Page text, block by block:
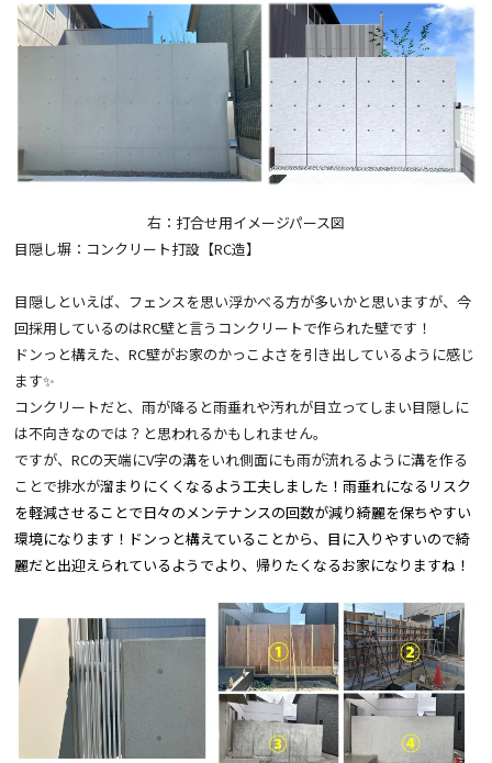
右：打合せ用イメージパース図
目隠し塀：コンクリート打設【RC造】
目隠しといえば、フェンスを思い浮かべる方が多いかと思いますが、今
回採用しているのはRC壁と言うコンクリートで作られた壁です！
ドンっと構えた、RC壁がお家のかっこよさを引き出しているように感じ
ます‍✨
コンクリートだと、雨が降ると雨垂れや汚れが目立ってしまい目隠しに
は不向きなのでは？と思われるかもしれません。
ですが、RCの天端にV字の溝をいれ側面にも雨が流れるように溝を作る
ことで排水が溜まりにくくなるよう工夫しました！雨垂れになるリスク
を軽減させることで日々のメンテナンスの回数が減り綺麗を保ちやすい
環境になります！ドンっと構えていることから、目に入りやすいので綺
麗だと出迎えられているようでより、帰りたくなるお家になりますね！